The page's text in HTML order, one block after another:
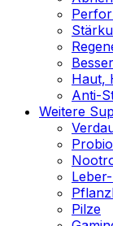
Haut,
Anti-
Weitere
Pilze